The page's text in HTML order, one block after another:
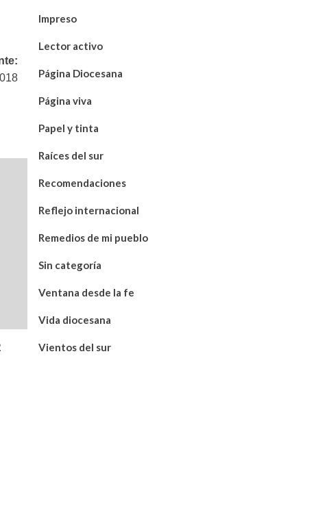
Impreso
Lector activo
Página Diocesana
Página viva
Papel y tinta
Raíces del sur
Recomendaciones
Reflejo internacional
Remedios de mi pueblo
Sin categoría
Ventana desde la fe
Vida diocesana
Vientos del sur